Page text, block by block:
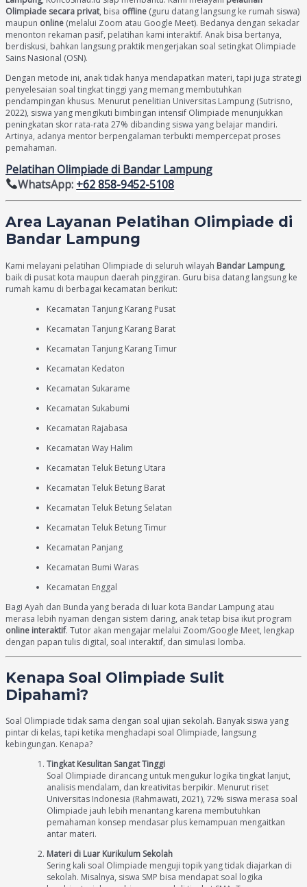
Olimpiade secara privat, bisa offline (guru datang langsung ke rumah siswa)
maupun online (melalui Zoom atau Google Meet). Bedanya dengan sekadar
menonton rekaman pasif, pelatihan kami interaktif. Anak bisa bertanya,
berdiskusi, bahkan langsung praktik mengerjakan soal setingkat Olimpiade
Sains Nasional (OSN).
Dengan metode ini, anak tidak hanya mendapatkan materi, tapi juga strategi
penyelesaian soal tingkat tinggi yang memang membutuhkan
pendampingan khusus. Menurut penelitian Universitas Lampung (Sutrisno,
2022), siswa yang mengikuti bimbingan intensif Olimpiade menunjukkan
peningkatan skor rata-rata 27% dibanding siswa yang belajar mandiri.
Artinya, adanya mentor berpengalaman terbukti mempercepat proses
pemahaman.
Pelatihan Olimpiade di Bandar Lampung
WhatsApp: +62 858-9452-5108
Area Layanan Pelatihan Olimpiade di
Bandar Lampung
Kami melayani pelatihan Olimpiade di seluruh wilayah Bandar Lampung,
baik di pusat kota maupun daerah pinggiran. Guru bisa datang langsung ke
rumah kamu di berbagai kecamatan berikut:
Kecamatan Tanjung Karang Pusat
Kecamatan Tanjung Karang Barat
Kecamatan Tanjung Karang Timur
Kecamatan Kedaton
Kecamatan Sukarame
Kecamatan Sukabumi
Kecamatan Rajabasa
Kecamatan Way Halim
Kecamatan Teluk Betung Utara
Kecamatan Teluk Betung Barat
Kecamatan Teluk Betung Selatan
Kecamatan Teluk Betung Timur
Kecamatan Panjang
Kecamatan Bumi Waras
Kecamatan Enggal
Bagi Ayah dan Bunda yang berada di luar kota Bandar Lampung atau
merasa lebih nyaman dengan sistem daring, anak tetap bisa ikut program
online interaktif. Tutor akan mengajar melalui Zoom/Google Meet, lengkap
dengan papan tulis digital, soal interaktif, dan simulasi lomba.
Kenapa Soal Olimpiade Sulit
Dipahami?
Soal Olimpiade tidak sama dengan soal ujian sekolah. Banyak siswa yang
pintar di kelas, tapi ketika menghadapi soal Olimpiade, langsung
kebingungan. Kenapa?
Tingkat Kesulitan Sangat Tinggi
Soal Olimpiade dirancang untuk mengukur logika tingkat lanjut,
analisis mendalam, dan kreativitas berpikir. Menurut riset
Universitas Indonesia (Rahmawati, 2021), 72% siswa merasa soal
Olimpiade jauh lebih menantang karena membutuhkan
pemahaman konsep mendasar plus kemampuan mengaitkan
antar materi.
Materi di Luar Kurikulum Sekolah
Sering kali soal Olimpiade menguji topik yang tidak diajarkan di
sekolah. Misalnya, siswa SMP bisa mendapat soal logika